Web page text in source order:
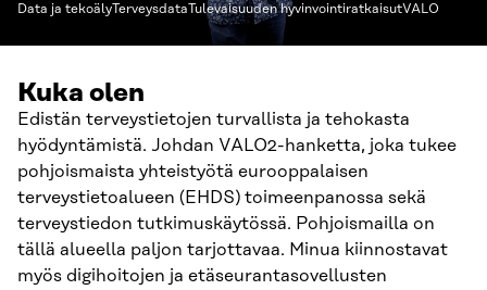
Data ja tekoälyTerveysdataTulevaisuuden hyvinvointiratkaisutVALO
Kuka olen
Edistän terveystietojen turvallista ja tehokasta
hyödyntämistä. Johdan VALO2-hanketta, joka tukee
pohjoismaista yhteistyötä eurooppalaisen
terveystietoalueen (EHDS) toimeenpanossa sekä
terveystiedon tutkimuskäytössä. Pohjoismailla on
tällä alueella paljon tarjottavaa. Minua kiinnostavat
myös digihoitojen ja etäseurantasovellusten